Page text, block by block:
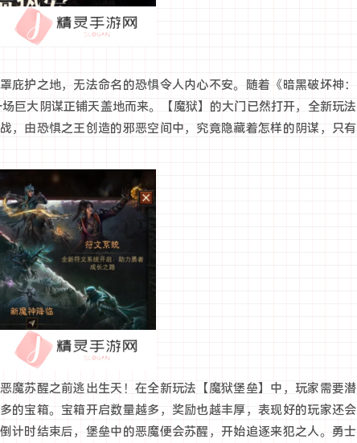
庇护之地，无法命名的恐惧令人内心不安。随着《暗黑破坏神：
巨大阴谋正铺天盖地而来。【魔狱】的大门已然打开，全新玩法
，由恐惧之王创造的邪恶空间中，究竟隐藏着怎样的阴谋，只有
魔苏醒之前逃出生天！在全新玩法【魔狱堡垒】中，玩家需要潜
的宝箱。宝箱开启数量越多，奖励也越丰厚，表现好的玩家还会
计时结束后，堡垒中的恶魔便会苏醒，开始追逐来犯之人。勇士